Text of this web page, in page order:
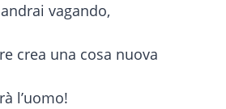
vagando,
crea una cosa nuova
l’uomo!